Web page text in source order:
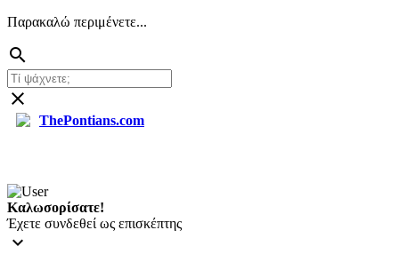
Παρακαλώ περιμένετε...
search
close
ThePontians.com
Καλωσορίσατε!
Έχετε συνδεθεί ως επισκέπτης
keyboard_arrow_down